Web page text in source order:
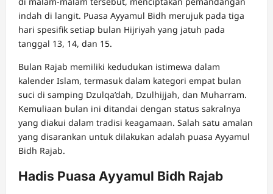
indah di langit. Puasa Ayyamul Bidh merujuk pada tiga
hari spesifik setiap bulan Hijriyah yang jatuh pada
tanggal 13, 14, dan 15.
Bulan Rajab memiliki kedudukan istimewa dalam
kalender Islam, termasuk dalam kategori empat bulan
suci di samping Dzulqa’dah, Dzulhijjah, dan Muharram.
Kemuliaan bulan ini ditandai dengan status sakralnya
yang diakui dalam tradisi keagamaan. Salah satu amalan
yang disarankan untuk dilakukan adalah puasa Ayyamul
Bidh Rajab.
Hadis Puasa Ayyamul Bidh Rajab